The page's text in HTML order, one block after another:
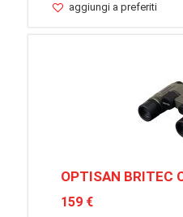
aggiungi a preferiti
OPTISAN BRITEC
159 €